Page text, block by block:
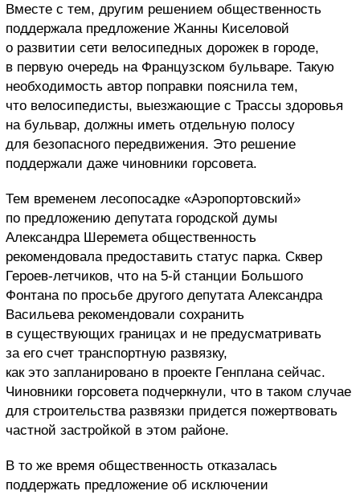
Вместе с тем, другим решением общественность
поддержала предложение Жанны Киселовой
о развитии сети велосипедных дорожек в городе,
в первую очередь на Французском бульваре. Такую
необходимость автор поправки пояснила тем,
что велосипедисты, выезжающие с Трассы здоровья
на бульвар, должны иметь отдельную полосу
для безопасного передвижения. Это решение
поддержали даже чиновники горсовета.
Тем временем лесопосадке «Аэропортовский»
по предложению депутата городской думы
Александра Шеремета общественность
рекомендовала предоставить статус парка. Сквер
Героев-летчиков, что на 5-й станции Большого
Фонтана по просьбе другого депутата Александра
Васильева рекомендовали сохранить
в существующих границах и не предусматривать
за его счет транспортную развязку,
как это запланировано в проекте Генплана сейчас.
Чиновники горсовета подчеркнули, что в таком случае
для строительства развязки придется пожертвовать
частной застройкой в этом районе.
В то же время общественность отказалась
поддержать предложение об исключении